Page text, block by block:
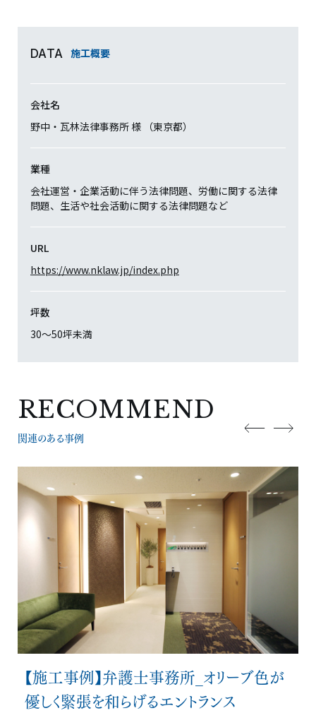
DATA 施工概要
会社名
野中・瓦林法律事務所 様 （東京都）
業種
会社運営・企業活動に伴う法律問題、労働に関する法律
問題、生活や社会活動に関する法律問題など
URL
https://www.nklaw.jp/index.php
坪数
30〜50坪未満
RECOMMEND
関連のある事例
【施工事例】弁護士事務所_オリーブ色が
優しく緊張を和らげるエントランス